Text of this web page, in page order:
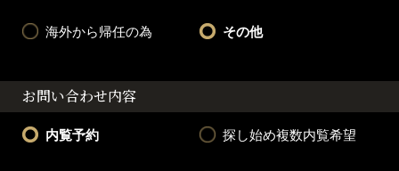
海外から帰任の為 その他
お問い合わせ内容
内覧予約 探し始め複数内覧希望